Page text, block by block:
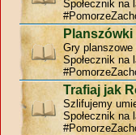
Społecznik na
Gry planszowe
Społecznik na
Trafiaj jak
Szlifujemy
Społecznik na